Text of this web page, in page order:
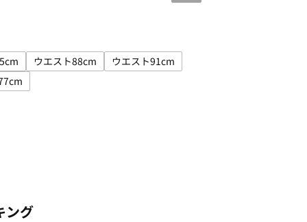
スト82cm
ズで絞り込み: ウエスト85cm
ウエスト88cm
サイズで絞り込み: ウエスト88cm
ウエスト91cm
サイズで絞り込み: ウエスト91cm
69～71cm
ズで絞り込み: 股下75～77cm
ング